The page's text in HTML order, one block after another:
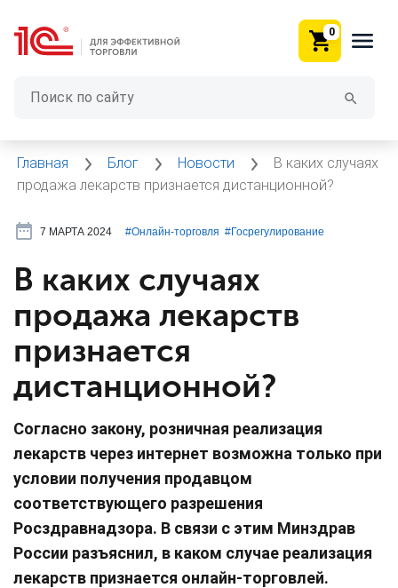
0
Главная Блог Новости
В каких случаях
продажа лекарств признается дистанционной?
7 МАРТА 2024 #⁣Онлайн-торговля #⁣Госрегулирование
В каких случаях
продажа лекарств
признается
дистанционной?
Согласно закону, розничная реализация
лекарств через интернет возможна только при
условии получения продавцом
соответствующего разрешения
Росздравнадзора. В связи с этим Минздрав
России разъяснил, в каком случае реализация
лекарств признается онлайн-торговлей.